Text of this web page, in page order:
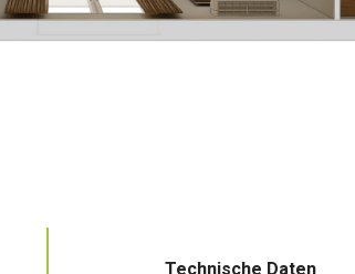
Technische Daten